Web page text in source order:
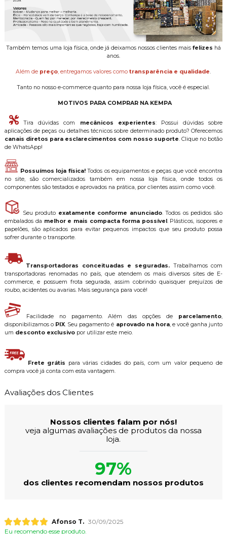
Também temos uma loja física, onde já deixamos nossos clientes mais felizes há
anos.
Além de preço, entregamos valores comotransparência e qualidade.
Tanto no nosso e-commerce quanto para nossa loja física, você é especial.
MOTIVOS PARA COMPRAR NA KEMPA
Tira dúvidas com mecânicos experientes: Possui dúvidas sobre
aplicações de peças ou detalhes técnicos sobre determinado produto? Oferecemos
canais diretos para esclarecimentos com nosso suporte. Clique no botão
de WhatsApp!
Possuímos loja física!Todos os equipamentos e peças que você encontra
no site, são comercializados também em nossa loja física, onde todos os
componentes são testados e aprovados na prática, por clientes assim como você.
Seu produto exatamente conforme anunciado. Todos os pedidos são
embalados da melhor e mais compacta forma possível . Plásticos, isopores e
papelões, são aplicados para evitar pequenos impactos que seu produto possa
sofrer durante o transporte.
Transportadoras conceituadas e seguradas. Trabalhamos com
transportadoras renomadas no país, que atendem os mais diversos sites de E-
commerce, e possuem frota segurada, assim cobrindo quaisquer prejuízos de
roubo, acidentes ou avarias. Mais segurança para você!
Facilidade no pagamento. Além das opções de parcelamento,
disponibilizamos o PIX. Seu pagamento é aprovado na hora, e você ganha junto
um desconto exclusivopor utilizar este meio.
Frete grátis para várias cidades do país, com um valor pequeno de
compra você já conta com esta vantagem.
Avaliações dos Clientes
Nossos clientes falam por nós!
veja algumas avaliações de produtos da nossa
loja.
97%
dos clientes recomendam nossos produtos
Afonso T. 30/09/2025
Eu recomendo esse produto.